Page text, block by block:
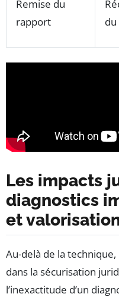
Remise du
rapport
Les impacts
diagnostics
et
Au-delà de la
dans la sécurisation
l’inexactitude d’un